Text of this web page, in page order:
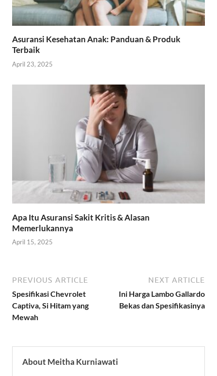
Asuransi Kesehatan Anak: Panduan & Produk
Terbaik
April 23, 2025
Apa Itu Asuransi Sakit Kritis & Alasan
Memerlukannya
April 15, 2025
PREVIOUS ARTICLE
Spesifikasi Chevrolet
Captiva, Si Hitam yang
Mewah
NEXT ARTICLE
Ini Harga Lambo Gallardo
Bekas dan Spesifikasinya
About Meitha Kurniawati